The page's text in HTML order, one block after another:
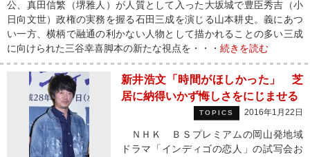
公、真田信繁（堺雅人）が人質として入った大坂城で豊臣秀吉（小
日向文世）政権の実務を握る石田三成を演じる山本耕史。義にあつ
い一方、横柄で融通の利かない人物として描かれることの多い三成
に向けられた三谷幸喜脚本の新たな視点を・・・ 続きを読む
新井浩文「時間がほしかった」 芝
居に納得いかず悔しさをにじませる
TOPICS 2016年1月22日
ＮＨＫ ＢＳプレミアムの岡山発地域
ドラマ「インディゴの恋人」の試写会お